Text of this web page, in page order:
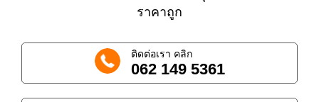
ราคาถูก
ติดต่อเรา คลิก
062 149 5361